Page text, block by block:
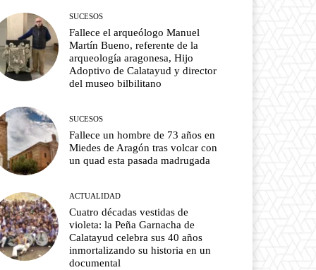
SUCESOS
Fallece el arqueólogo Manuel
Martín Bueno, referente de la
arqueología aragonesa, Hijo
Adoptivo de Calatayud y director
del museo bilbilitano
SUCESOS
Fallece un hombre de 73 años en
Miedes de Aragón tras volcar con
un quad esta pasada madrugada
ACTUALIDAD
Cuatro décadas vestidas de
violeta: la Peña Garnacha de
Calatayud celebra sus 40 años
inmortalizando su historia en un
documental